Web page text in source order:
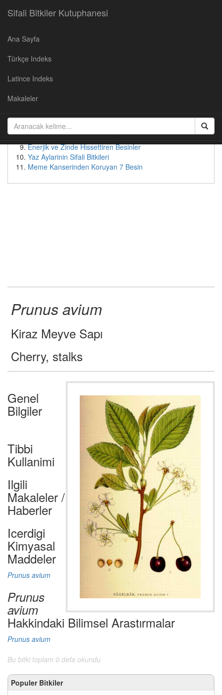
Sifali Bitkiler Kutuphanesi
Ana Sayfa
Türkçe Indeks
Latince Indeks
Makaleler
Cevizin Faydalari
Yaban Mersininin Faydaları
Patates suyunun faydaları
Bebeksi Bir Yüz İçin Doğal Çözümler
Tok Tutan Besinler
Enerjik ve Zinde Hissettiren Besinler
Yaz Aylarinin Sifali Bitkileri
Meme Kanserinden Koruyan 7 Besin
Prunus avium
Kiraz Meyve Sapı
Cherry, stalks
Genel
Bilgiler
Tibbi
Kullanimi
Ilgili
Makaleler /
Haberler
Icerdigi
Kimyasal
Maddeler
Prunus avium
Prunus
avium
Hakkindaki Bilimsel Arastırmalar
Prunus avium
Bu bitki toplam 0 defa okundu
Populer Bitkiler